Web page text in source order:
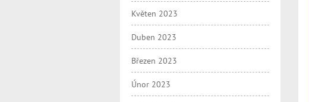
Květen 2023
Duben 2023
Březen 2023
Únor 2023